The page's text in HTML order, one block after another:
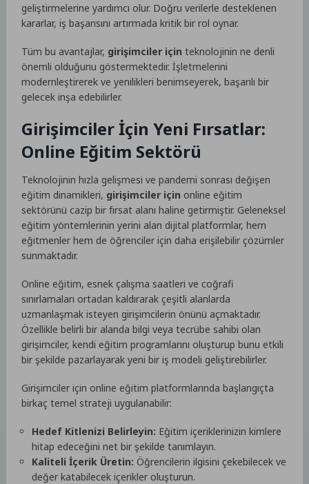
geliştirmelerine yardımcı olur. Doğru verilerle desteklenen
kararlar, iş başarısını artırmada kritik bir rol oynar.
Tüm bu avantajlar, girişimciler için teknolojinin ne denli
önemli olduğunu göstermektedir. İşletmelerini
modernleştirerek ve yenilikleri benimseyerek, başarılı bir
gelecek inşa edebilirler.
Girişimciler İçin Yeni Fırsatlar:
Online Eğitim Sektörü
Teknolojinin hızla gelişmesi ve pandemi sonrası değişen
eğitim dinamikleri, girişimciler için online eğitim
sektörünü cazip bir fırsat alanı haline getirmiştir. Geleneksel
eğitim yöntemlerinin yerini alan dijital platformlar, hem
eğitmenler hem de öğrenciler için daha erişilebilir çözümler
sunmaktadır.
Online eğitim, esnek çalışma saatleri ve coğrafi
sınırlamaları ortadan kaldırarak çeşitli alanlarda
uzmanlaşmak isteyen girişimcilerin önünü açmaktadır.
Özellikle belirli bir alanda bilgi veya tecrübe sahibi olan
girişimciler, kendi eğitim programlarını oluşturup bunu etkili
bir şekilde pazarlayarak yeni bir iş modeli geliştirebilirler.
Girişimciler için online eğitim platformlarında başlangıçta
birkaç temel strateji uygulanabilir:
Hedef Kitlenizi Belirleyin: Eğitim içeriklerinizin kimlere
hitap edeceğini net bir şekilde tanımlayın.
Kaliteli İçerik Üretin: Öğrencilerin ilgisini çekebilecek ve
değer katabilecek içerikler oluşturun.